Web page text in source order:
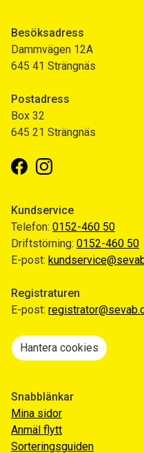
Besöksadress
Dammvägen 12A
645 41 Strängnäs
Postadress
Box 32
645 21 Strängnäs
FacebookInstagram
Kundservice
Telefon: 0152-460 50
Driftstörning: 0152-460 50
E-post:
Registraturen
E-post:
Hantera cookies
Snabblänkar
Mina sidor
Anmäl flytt
Sorteringsguiden